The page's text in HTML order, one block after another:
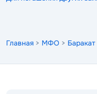
Главная > МФО > Баракат